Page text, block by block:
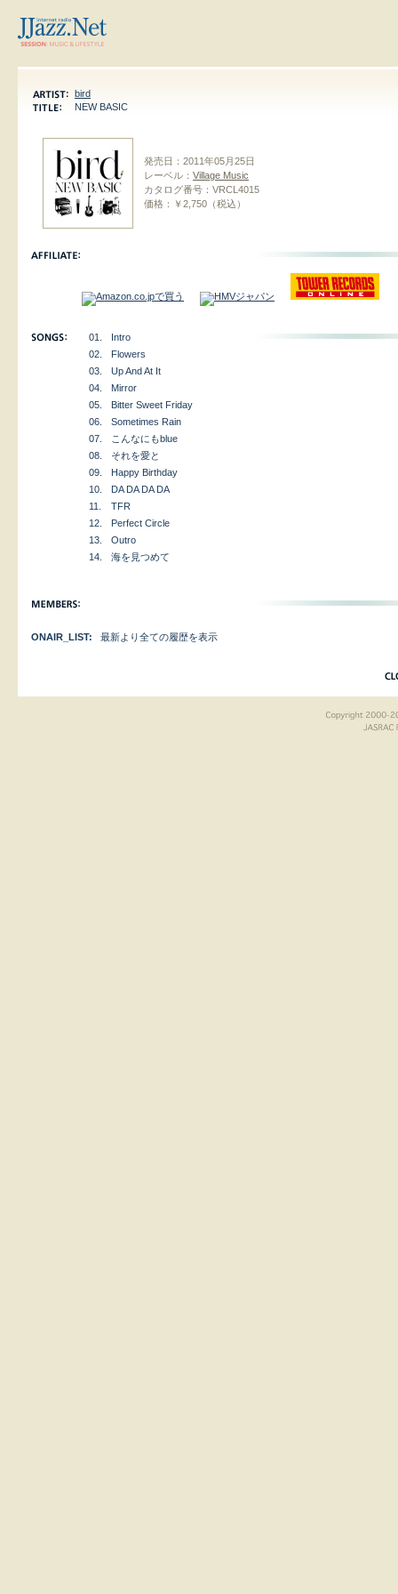
bird
NEW BASIC
発売日： 2011年05月25日
レーベル： Village Music
カタログ番号： VRCL4015
価格：
￥2,750（税込）
01.
Intro
02.
Flowers
03.
Up And At It
04.
Mirror
05.
Bitter Sweet Friday
06.
Sometimes Rain
07.
こんなにもblue
08.
それを愛と
09.
Happy Birthday
10.
DA DA DA DA
11.
TFR
12.
Perfect Circle
13.
Outro
14.
海を見つめて
ONAIR_LIST: 最新より全ての履歴を表示